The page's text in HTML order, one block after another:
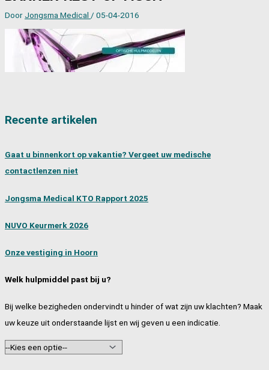
Door Jongsma Medical / 05-04-2016
Recente artikelen
Gaat u binnenkort op vakantie? Vergeet uw medische
contactlenzen niet
Jongsma Medical KTO Rapport 2025
NUVO Keurmerk 2026
Onze vestiging in Hoorn
Welk hulpmiddel past bij u?
Bij welke bezigheden ondervindt u hinder of wat zijn uw klachten? Maak
uw keuze uit onderstaande lijst en wij geven u een indicatie.